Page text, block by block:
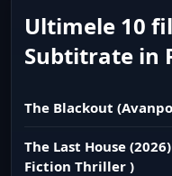
Ultimele 10
Subtitrate in
The Blackout
The Last House
Fiction Thriller )